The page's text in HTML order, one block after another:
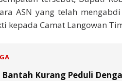
ASN yang telah
kepada Camat Langowan
Bantah Kurang Peduli